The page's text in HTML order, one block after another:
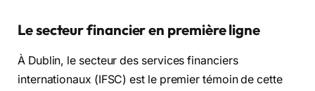
Le secteur financier en première ligne
À Dublin, le secteur des services financiers
internationaux (IFSC) est le premier témoin de cette